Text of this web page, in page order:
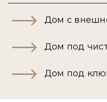
Дом с
Дом под
Дом под